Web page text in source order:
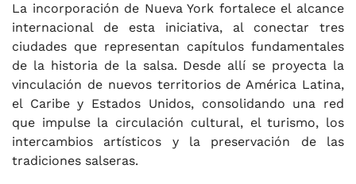
La incorporación de Nueva York fortalece el alcance
internacional de esta iniciativa, al conectar tres
ciudades que representan capítulos fundamentales
de la historia de la salsa. Desde allí se proyecta la
vinculación de nuevos territorios de América Latina,
el Caribe y Estados Unidos, consolidando una red
que impulse la circulación cultural, el turismo, los
intercambios artísticos y la preservación de las
tradiciones salseras.